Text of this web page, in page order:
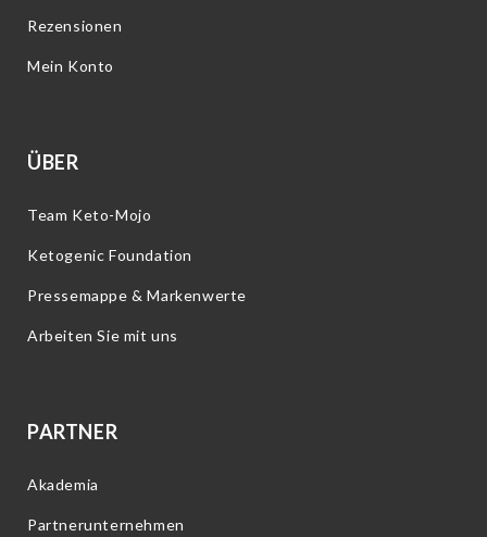
Rezensionen
Mein Konto
ÜBER
Team Keto-Mojo
Ketogenic Foundation
Pressemappe & Markenwerte
Arbeiten Sie mit uns
PARTNER
Akademia
Partnerunternehmen